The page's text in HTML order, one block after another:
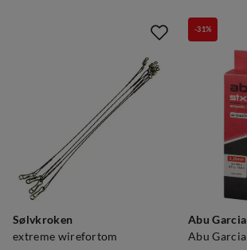
Sølvkroken
extreme wirefortom
Abu Garcia
-31%